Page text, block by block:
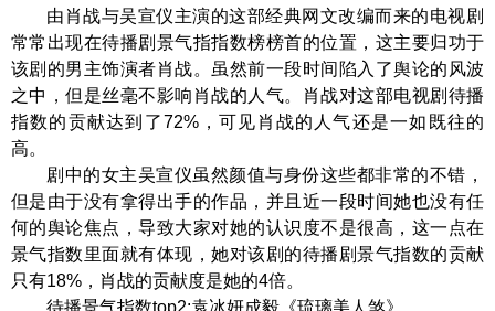
由肖战与吴宣仪主演的这部经典网文改编而来的电视剧
常常出现在待播剧景气指指数榜榜首的位置，这主要归功于
该剧的男主饰演者肖战。虽然前一段时间陷入了舆论的风波
之中，但是丝毫不影响肖战的人气。肖战对这部电视剧待播
指数的贡献达到了72%，可见肖战的人气还是一如既往的
高。
剧中的女主吴宣仪虽然颜值与身份这些都非常的不错，
但是由于没有拿得出手的作品，并且近一段时间她也没有任
何的舆论焦点，导致大家对她的认识度不是很高，这一点在
景气指数里面就有体现，她对该剧的待播剧景气指数的贡献
只有18%，肖战的贡献度是她的4倍。
待播景气指数top2:袁冰妍成毅《琉璃美人煞》